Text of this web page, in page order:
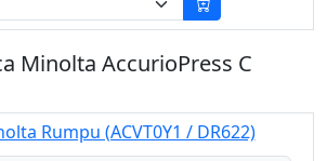
Minolta AccurioPress C
Rumpu (ACVT0Y1 / DR622)